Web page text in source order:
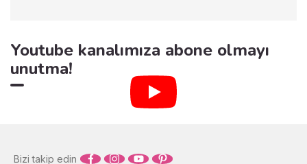
Youtube kanalımıza abone olmayı
unutma!
Bizi takip edin